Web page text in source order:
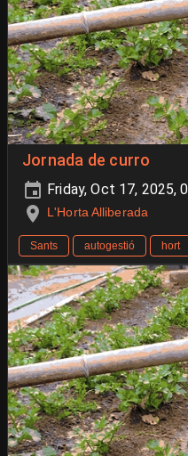
Jornada de curro
Friday, Oct 17, 2025,
L'Horta Alliberada
Sants autogestió hort